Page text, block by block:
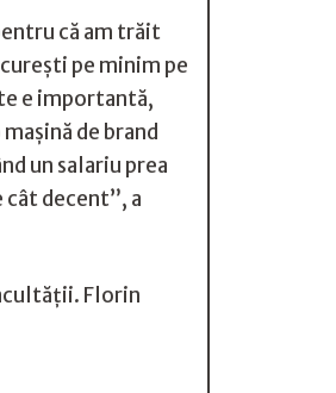
că am trăit
pe minim pe
e importantă,
de brand
un salariu prea
decent”, a
Florin